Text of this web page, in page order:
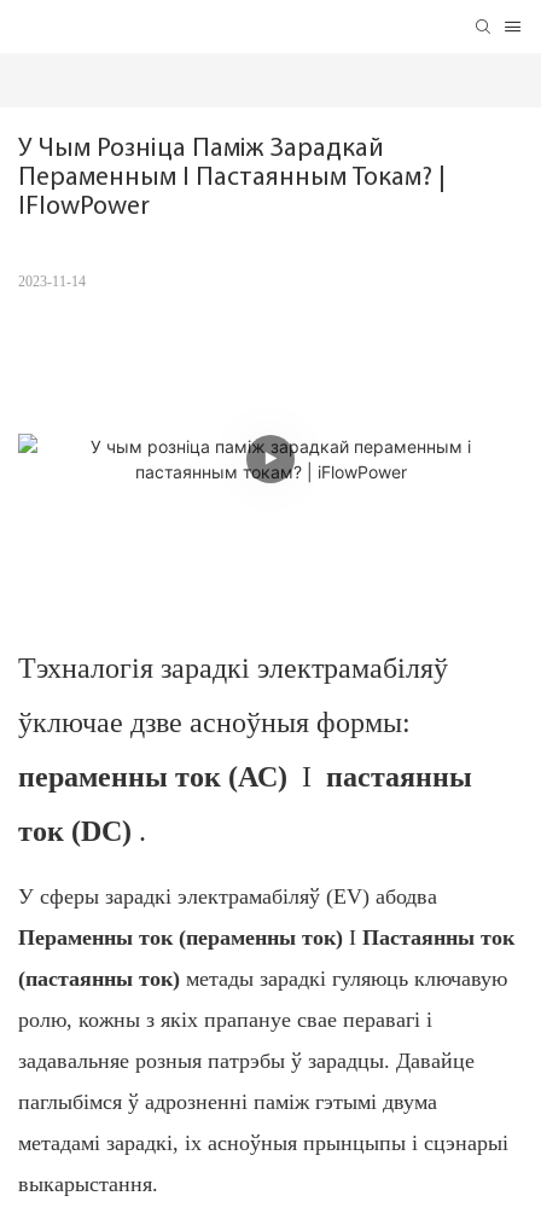
У Чым Розніца Паміж Зарадкай
Пераменным І Пастаянным Токам? |
IFlowPower
2023-11-14
Тэхналогія зарадкі электрамабіляў
ўключае дзве асноўныя формы:
пераменны ток (АС) І пастаянны
ток (DC) .
У сферы зарадкі электрамабіляў (EV) абодва
Пераменны ток (пераменны ток) І Пастаянны ток
(пастаянны ток) метады зарадкі гуляюць ключавую
ролю, кожны з якіх прапануе свае перавагі і
задавальняе розныя патрэбы ў зарадцы. Давайце
паглыбімся ў адрозненні паміж гэтымі двума
метадамі зарадкі, іх асноўныя прынцыпы і сцэнарыі
выкарыстання.